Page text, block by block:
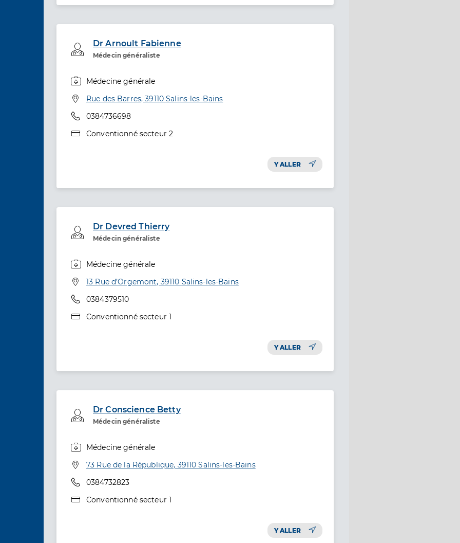
Dr Arnoult Fabienne
Médecin généraliste
Professionel de santé
Médecine générale
Adresse
Rue des Barres, 39110 Salins-les-Bains
Téléphone
0384736698
Type de convention
Conventionné secteur 2
Y ALLER
Dr Devred Thierry
Médecin généraliste
Professionel de santé
Médecine générale
Adresse
13 Rue d’Orgemont, 39110 Salins-les-Bains
Téléphone
0384379510
Type de convention
Conventionné secteur 1
Y ALLER
Dr Conscience Betty
Médecin généraliste
Professionel de santé
Médecine générale
Adresse
73 Rue de la République, 39110 Salins-les-Bains
Téléphone
0384732823
Type de convention
Conventionné secteur 1
Y ALLER